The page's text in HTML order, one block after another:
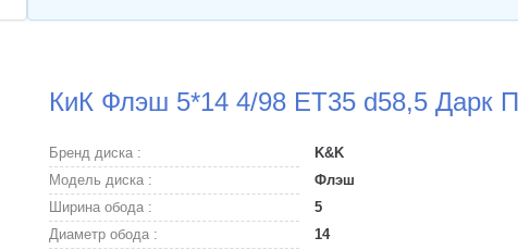
КиК Флэш 5*14 4/98 ET35 d58,5 Дарк
Бренд диска :
K&K
Модель диска :
Флэш
Ширина обода :
5
Диаметр обода :
14